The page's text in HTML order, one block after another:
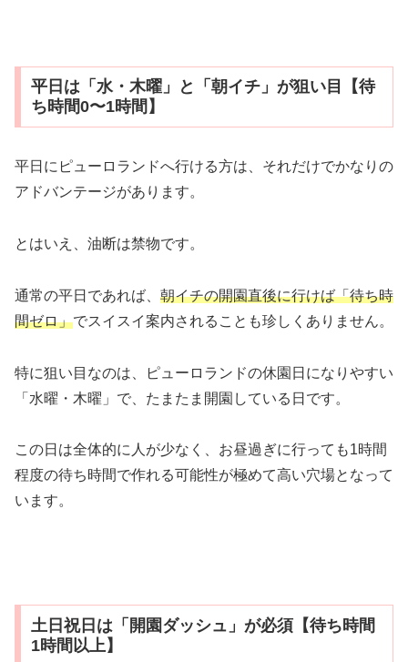
平日は「水・木曜」と「朝イチ」が狙い目【待
ち時間0〜1時間】
平日にピューロランドへ行ける方は、それだけでかなりの
アドバンテージがあります。
とはいえ、油断は禁物です。
通常の平日であれば、 朝イチの開園直後に行けば「待ち時
間ゼロ」でスイスイ案内されることも珍しくありません。
特に狙い目なのは、ピューロランドの休園日になりやすい
「水曜・木曜」で、たまたま開園している日です。
この日は全体的に人が少なく、お昼過ぎに行っても1時間
程度の待ち時間で作れる可能性が極めて高い穴場となって
います。
土日祝日は「開園ダッシュ」が必須【待ち時間
1時間以上】